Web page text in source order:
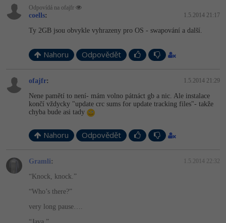
Odpovídá na ofajfr
coells: 1.5.2014 21:17
Ty 2GB jsou obvykle vyhrazeny pro OS - swapování a další.
Nahoru Odpovědět
ofajfr: 1.5.2014 21:29
Nene pamětí to není- mám volno pátnáct gb a nic. Ale instalace
končí vždycky "update crc sums for update tracking files"- takže
chyba bude asi tady
Nahoru Odpovědět
Gramli: 1.5.2014 22:32
“Knock, knock.”
“Who’s there?”
very long pause….